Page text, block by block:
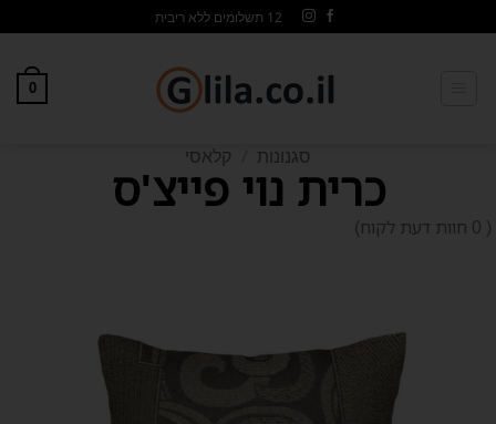
12 תשלומים ללא ריבית
0
סגנונות קלאסי
כרית נוי פייצ'ס
( 0 חוות דעת לקוח)